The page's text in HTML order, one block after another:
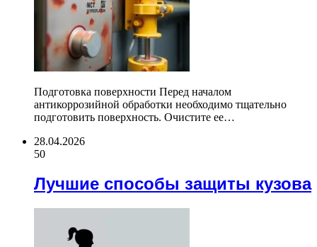
Подготовка поверхности Перед началом
антикоррозийной обработки необходимо тщательно
подготовить поверхность. Очистите ее…
28.04.2026
50
Лучшие способы защиты кузова